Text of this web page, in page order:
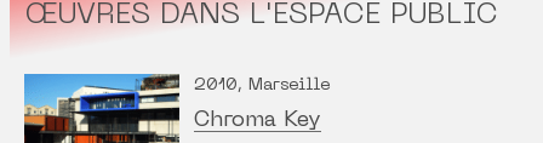
ŒUVRES DANS L'ESPACE PUBLIC
2010, Marseille
Chroma Key